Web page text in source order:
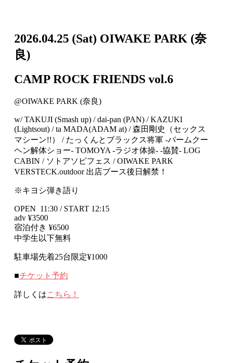
2026.04.25 (Sat) OIWAKE PARK (奈
良)
CAMP ROCK FRIENDS vol.6
@OIWAKE PARK (奈良)
w/ TAKUJI (Smash up) / dai-pan (PAN) / KAZUKI
(Lightsout) / ta MADA(ADAM at) / 森田剛史（セックス
マシーン!!） / たっくんとブラックス将軍 -バームクー
ヘン解体ショー- TOMOYA -ラジオ体操- -協賛- LOG
CABIN / ソトアソビフェス / OIWAKE PARK
VERSTECK.outdoor 出店ブース後日解禁！
※キヨシ弾き語り
OPEN 11:30 / START 12:15
adv ¥3500
宿泊付き ¥6500
中学生以下無料
駐車場先着25台限定¥1000
■チケット予約
詳しくはこちら！